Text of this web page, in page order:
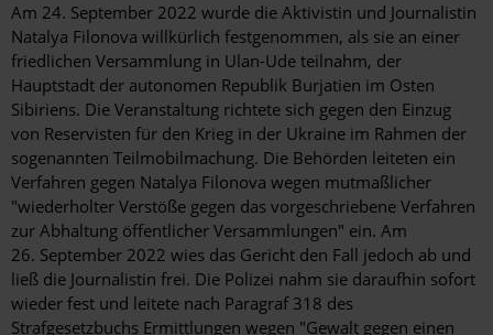
Am 24. September 2022 wurde die Aktivistin und Journalistin
Natalya Filonova willkürlich festgenommen, als sie an einer
friedlichen Versammlung in Ulan-Ude teilnahm, der
Hauptstadt der autonomen Republik Burjatien im Osten
Sibiriens. Die Veranstaltung richtete sich gegen den Einzug
von Reservisten für den Krieg in der Ukraine im Rahmen der
sogenannten Teilmobilmachung. Die Behörden leiteten ein
Verfahren gegen Natalya Filonova wegen mutmaßlicher
"wiederholter Verstöße gegen das vorgeschriebene Verfahren
zur Abhaltung öffentlicher Versammlungen" ein. Am
26. September 2022 wies das Gericht den Fall jedoch ab und
ließ die Journalistin frei. Die Polizei nahm sie daraufhin sofort
wieder fest und leitete nach Paragraf 318 des
Strafgesetzbuchs Ermittlungen wegen "Gewalt gegen einen